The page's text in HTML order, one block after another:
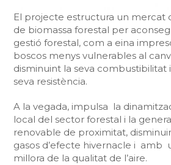
El projecte estructura un mercat
de biomassa forestal per
gestió forestal, com a eina
boscos menys vulnerables al
disminuint la seva combustibilitat
seva resistència.
A la vegada, impulsa la
local del sector forestal i la
renovable de proximitat,
gasos d’efecte hivernacle i amb
millora de la qualitat de l’aire.